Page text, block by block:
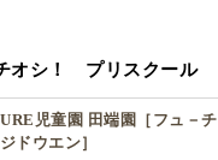
オシ！ プリスクール
児童園 田端園［フュ－チ
ドウエン］